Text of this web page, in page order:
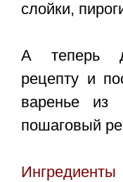
слойки,
А теперь
рецепту и
варенье
пошаговый
Ингредиенты